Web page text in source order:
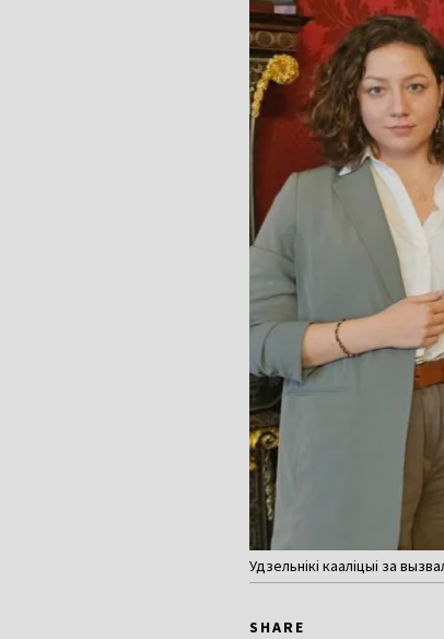
Удзельнікі кааліцыі за
SHARE